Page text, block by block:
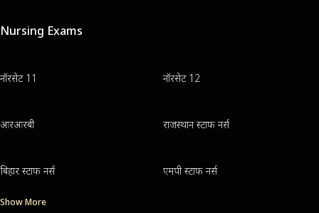
Nursing Exams
नॉरसेट 11 नॉरसेट 12
आरआरबी राजस्थान स्टाफ नर्स
बिहार स्टाफ नर्स एमपी स्टाफ नर्स
Show More